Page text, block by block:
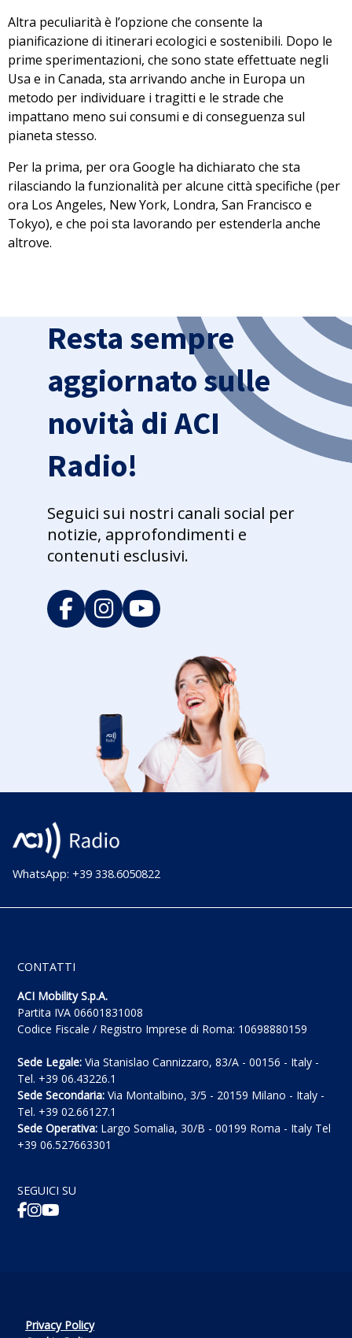
Altra peculiarità è l’opzione che consente la
pianificazione di itinerari ecologici e sostenibili. Dopo le
prime sperimentazioni, che sono state effettuate negli
Usa e in Canada, sta arrivando anche in Europa un
metodo per individuare i tragitti e le strade che
impattano meno sui consumi e di conseguenza sul
pianeta stesso.
Per la prima, per ora Google ha dichiarato che sta
rilasciando la funzionalità per alcune città specifiche (per
ora Los Angeles, New York, Londra, San Francisco e
Tokyo), e che poi sta lavorando per estenderla anche
altrove.
Resta sempre
aggiornato sulle
novità di ACI
Radio!
Seguici sui nostri canali social per
notizie, approfondimenti e
contenuti esclusivi.
WhatsApp: +39 338.6050822
CONTATTI
ACI Mobility S.p.A.
Partita IVA 06601831008
Codice Fiscale / Registro Imprese di Roma: 10698880159
Sede Legale: Via Stanislao Cannizzaro, 83/A - 00156 - Italy -
Tel. +39 06.43226.1
Sede Secondaria: Via Montalbino, 3/5 - 20159 Milano - Italy -
Tel. +39 02.66127.1
Sede Operativa: Largo Somalia, 30/B - 00199 Roma - Italy Tel
+39 06.527663301
SEGUICI SU
Privacy Policy